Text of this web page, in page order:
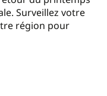
Surveillez votre
région pour